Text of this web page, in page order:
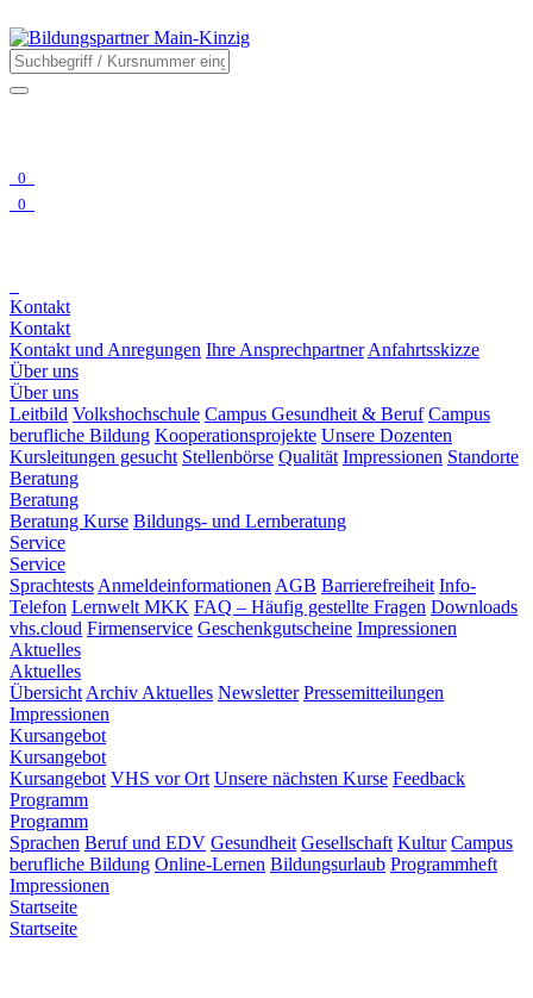
0
0
Kontakt
Kontakt
Kontakt und Anregungen Ihre Ansprechpartner Anfahrtsskizze
Über uns
Über uns
Leitbild Volkshochschule Campus Gesundheit & Beruf Campus
berufliche Bildung Kooperationsprojekte Unsere Dozenten
Kursleitungen gesucht Stellenbörse Qualität Impressionen Standorte
Beratung
Beratung
Beratung Kurse Bildungs- und Lernberatung
Service
Service
Sprachtests Anmeldeinformationen AGB Barrierefreiheit Info-
Telefon Lernwelt MKK FAQ – Häufig gestellte Fragen Downloads
vhs.cloud Firmenservice Geschenkgutscheine Impressionen
Aktuelles
Aktuelles
Übersicht Archiv Aktuelles Newsletter Pressemitteilungen
Impressionen
Kursangebot
Kursangebot
Kursangebot VHS vor Ort Unsere nächsten Kurse Feedback
Programm
Programm
Sprachen Beruf und EDV Gesundheit Gesellschaft Kultur Campus
berufliche Bildung Online-Lernen Bildungsurlaub Programmheft
Impressionen
Startseite
Startseite